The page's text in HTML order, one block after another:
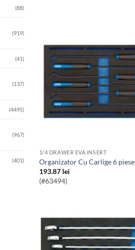
(88)
(919)
(41)
(137)
(4495)
(967)
(401)
1/4 DRAWER EVA INSERT
Organizator Cu Carlige 6 piese
193.87 lei
(#63494)